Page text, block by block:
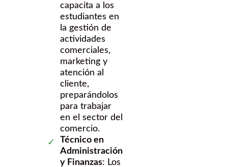
capacita a los
estudiantes en
la gestión de
actividades
comerciales,
marketing y
atención al
cliente,
preparándolos
para trabajar
en el sector del
comercio.
Técnico en
Administración
y Finanzas: Los